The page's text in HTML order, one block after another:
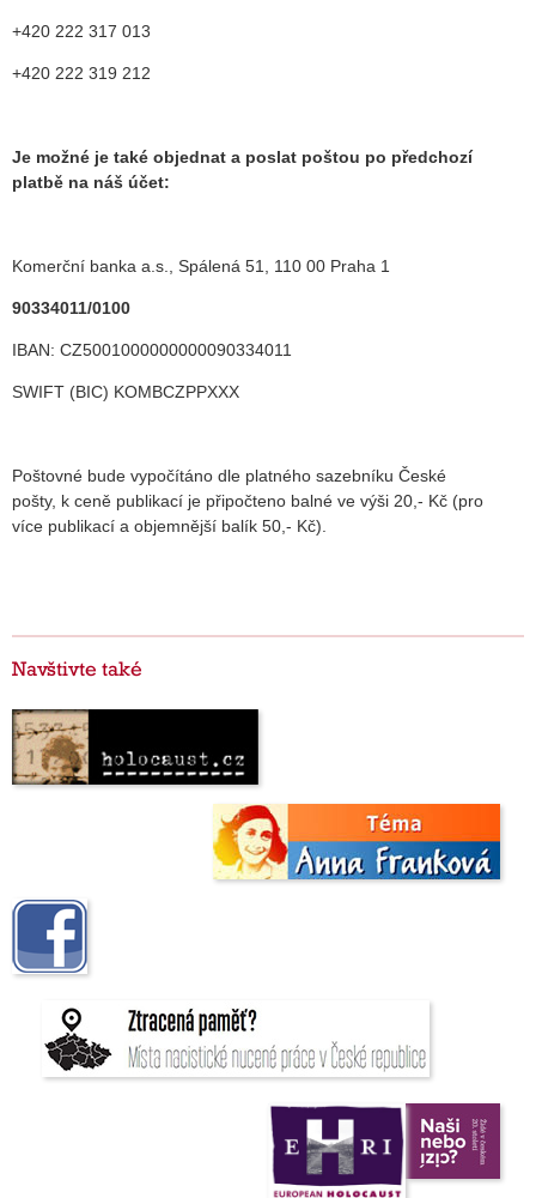
+420 222 317 013
+420 222 319 212
Je možné je také objednat a poslat poštou po předchozí
platbě na náš účet:
Komerční banka a.s., Spálená 51, 110 00 Praha 1
90334011/0100
IBAN: CZ5001000000000090334011
SWIFT (BIC) KOMBCZPPXXX
Poštovné bude vypočítáno dle platného sazebníku České
pošty, k ceně publikací je připočteno balné ve výši 20,- Kč (pro
více publikací a objemnější balík 50,- Kč).
Navštivte také